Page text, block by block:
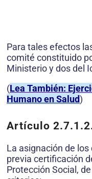
Para tales efectos
comité constituido
Ministerio y dos del
(Lea También:
Humano en Salud)
Artículo
La asignación de
previa certificación
Protección Social,